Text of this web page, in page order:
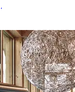
·